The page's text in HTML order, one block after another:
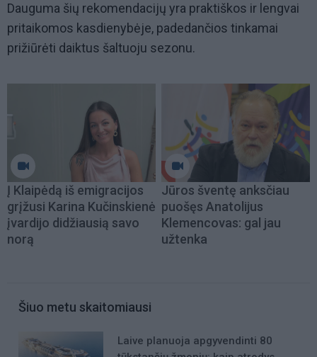
Dauguma šių rekomendacijų yra praktiškos ir lengvai
pritaikomos kasdienybėje, padedančios tinkamai
prižiūrėti daiktus šaltuoju sezonu.
Į Klaipėdą iš emigracijos
grįžusi Karina Kučinskienė
įvardijo didžiausią savo
norą
Jūros šventę anksčiau
puošęs Anatolijus
Klemencovas: gal jau
užtenka
Šiuo metu skaitomiausi
Laive planuoja apgyvendinti 80